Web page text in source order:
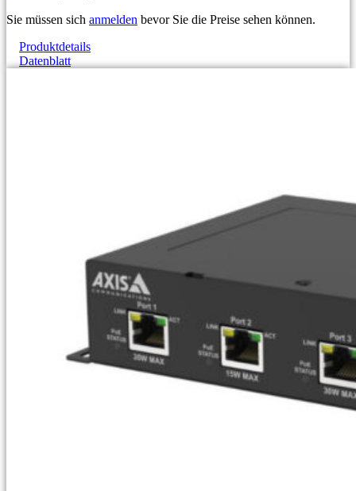
Sie müssen sich anmelden bevor Sie die Preise sehen können.
Produktdetails
Datenblatt